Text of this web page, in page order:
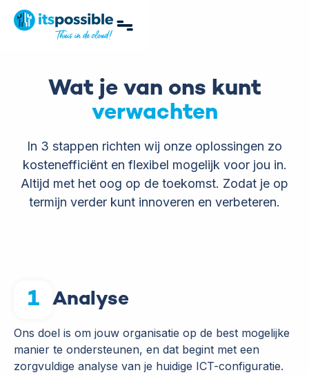
Wat je van ons kunt
verwachten
In 3 stappen richten wij onze oplossingen zo
kostenefficiënt en flexibel mogelijk voor jou in.
Altijd met het oog op de toekomst. Zodat je op
termijn verder kunt innoveren en verbeteren.
1 Analyse
Ons doel is om jouw organisatie op de best mogelijke
manier te ondersteunen, en dat begint met een
zorgvuldige analyse van je huidige ICT-configuratie.